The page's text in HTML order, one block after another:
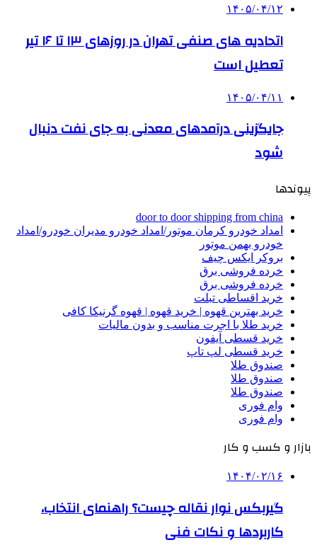
۱۴۰۵/۰۴/۱۲
اتحادیه های صنفی تهران در روزهای ۱۳ تا ۱۶ تیر
تعطیل است
۱۴۰۵/۰۴/۱۱
جایگزینی درآمدهای معدنی به جای نفت دنبال
شود
پیوندها
door to door shipping from china
امداد خودرو کرمان موتور/امداد خودرو مدیران خودرو/امداد
خودرو بهمن موتور
بروکر ایکس چیف
خرده فروشی برق
خرده فروشی برق
خرید اقساطی تبلت
خرید بهترین قهوه | خرید قهوه | قهوه گرنیکا کافی
خرید طلا با اجرت مناسب و بدون مالیات
خرید قسطی آیفون
خرید قسطی لپ تاپ
صندوق طلا
صندوق طلا
صندوق طلا
وام فوری
وام فوری
بازار و کسب و کار
۱۴۰۴/۰۲/۱۶
گیربکس نوار نقاله چیست؟ راهنمای انتخاب،
کاربردها و نکات فنی